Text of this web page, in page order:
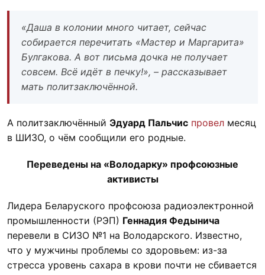
«Даша в колонии много читает, сейчас
собирается перечитать «Мастер и Маргарита»
Булгакова. А вот письма дочка не получает
совсем. Всё идёт в печку!», – рассказывает
мать политзаключённой.
А политзаключённый Эдуард Пальчис провел месяц
в ШИЗО, о чём сообщили его родные.
Переведены на «Володарку» профсоюзные
активисты
Лидера Беларуского профсоюза радиоэлектронной
промышленности (РЭП) Геннадия Федынича
перевели в СИЗО №1 на Володарского. Известно,
что у мужчины проблемы со здоровьем: из-за
стресса уровень сахара в крови почти не сбивается